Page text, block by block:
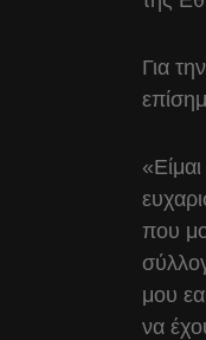
Για
που
μου
να